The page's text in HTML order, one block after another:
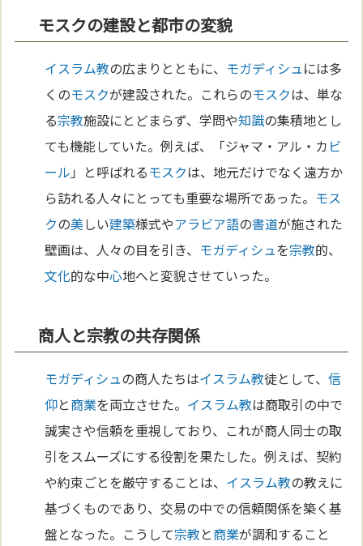
モスクの建設と都市の変貌
イスラム教の広まりとともに、 モガディシュには多
くのモスクが建設された。これらのモスクは、単な
る宗教施設にとどまらず、学問や知識の集積地とし
ても機能していた。例えば、「ジャマ・アル・カ ビ
ール 」と呼ばれるモスクは、地元だけでなく遠方か
ら訪れる人々にとっても重要な場所であった。 モス
クの美しい建築様式やアラビア語の書道が施された
壁画は、人々の目を引き、 モガディシュを宗教的、
文化的な中心地へと変貌させていった。
商人と宗教の共存関係
モガディシュの商人たちはイスラム教徒として、信
仰と商業を両立させた。 イスラム教は商取引の中で
誠実さや信頼を重視しており、これが商人同士の取
引をスムーズにする役割を果たした。例えば、契約
や約束ごとを厳守することは、 イスラム教の教えに
基づくものであり、交易の中での信頼関係を築く基
盤となった。こうして宗教と商業が調和すること